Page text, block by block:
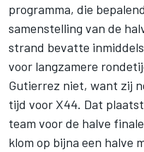
programma, die
samenstelling van de
strand bevatte
voor langzamere
Gutierrez niet, want zij
tijd voor X44. Dat
team voor de halve
klom op bijna een halve